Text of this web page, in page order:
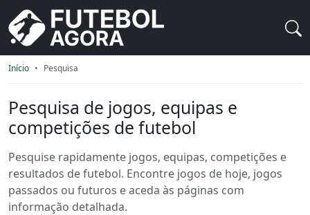
Início Pesquisa
Pesquisa de jogos, equipas e
competições de futebol
Pesquise rapidamente jogos, equipas, competições e
resultados de futebol. Encontre jogos de hoje, jogos
passados ou futuros e aceda às páginas com
informação detalhada.